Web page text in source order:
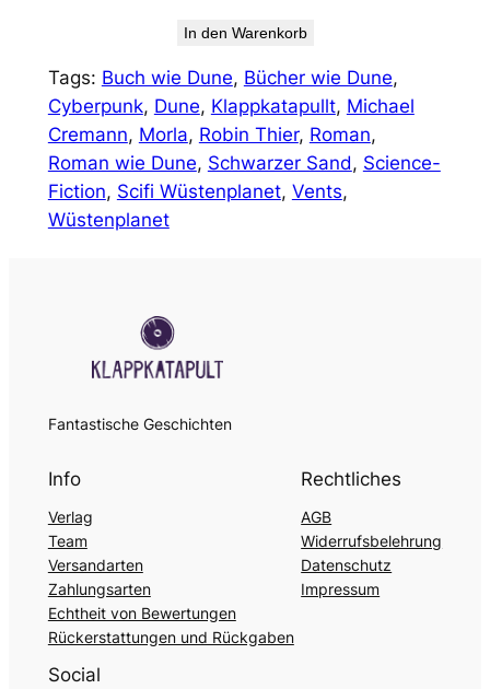
In den Warenkorb
Tags: Buch wie Dune, Bücher wie Dune
Cyberpunk, Dune, Klappkatapullt, Michael
Cremann, Morla, Robin Thier, Roman
Roman wie Dune, Schwarzer Sand, Science-
Fiction, Scifi Wüstenplanet, Vents
Wüstenplanet
Fantastische Geschichten
Info
Verlag
Team
Versandarten
Zahlungsarten
Echtheit von Bewertungen
Rückerstattungen und Rückgaben
Rechtliches
AGB
Widerrufsbelehrung
Datenschutz
Impressum
Social